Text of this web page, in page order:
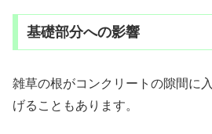
基礎部分への影響
雑草の根がコンクリートの隙間に
げることもあります。